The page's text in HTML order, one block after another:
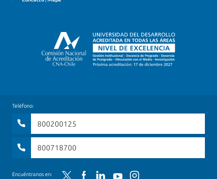
Teléfono:
800200125
800718700
Encuéntranos en: Twitter FacebookLinkedInYouTubeInstagram